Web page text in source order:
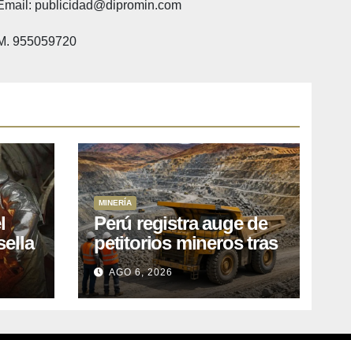
publicidad@dipromin.com
955059720
MINERÍA
Perú registra auge de
petitorios mineros tras
liberación de más de
mil concesiones para
explorar cobre y oro
AGO 6, 2026